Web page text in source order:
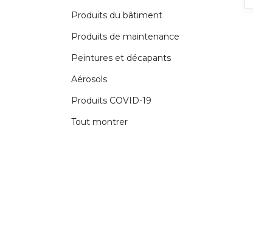
Produits du bâtiment
Produits de maintenance
Peintures et décapants
Aérosols
Produits COVID-19
Tout montrer